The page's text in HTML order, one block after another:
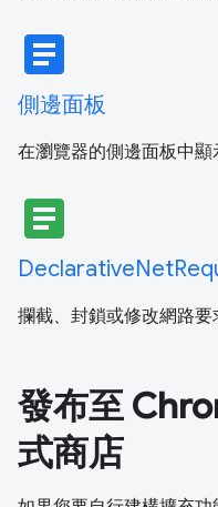
article
側邊面板
在瀏覽器的側邊面板中顯
article
攔截、封鎖或修改網路要
發布至
式商店